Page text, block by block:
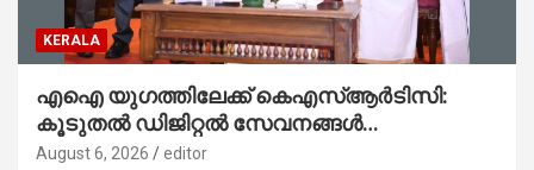
KERALA
എഐ യുഗത്തിലേക്ക് കെഎസ്ആർടിസി:
കൂടുതൽ ഡിജിറ്റൽ സേവനങ്ങൾ
ജനങ്ങളിലേക്കെത്തിക്കും – മന്ത്രി സി പി
August 6, 2026 editor